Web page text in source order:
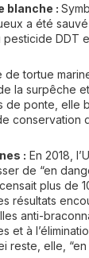
blanche :
a été
DDT
de tortue
la surpêche
de ponte, elle
conservation
: En 2018,
de “en
plus de
résultats
anti-
et à
reste, elle,